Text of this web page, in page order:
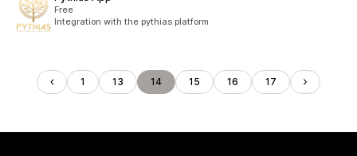
Free
Integration with the pythias platform
1 13 14 15 16 17